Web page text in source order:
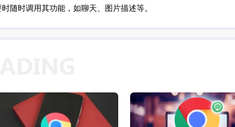
随时调用其功能，如聊天、图片描述等。